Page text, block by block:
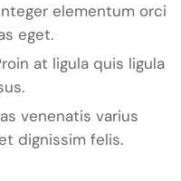
elementum orci
eget.
at ligula quis ligula
venenatis varius
dignissim felis.